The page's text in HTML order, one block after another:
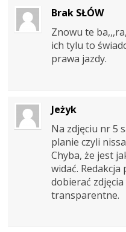
Brak SŁÓW
Znowu te
ich tylu to
prawa jazdy.
Jeżyk
Na zdjęciu nr 5
planie czyli
Chyba, że jest
widać.
dobierać zdjęcia
transparentne.